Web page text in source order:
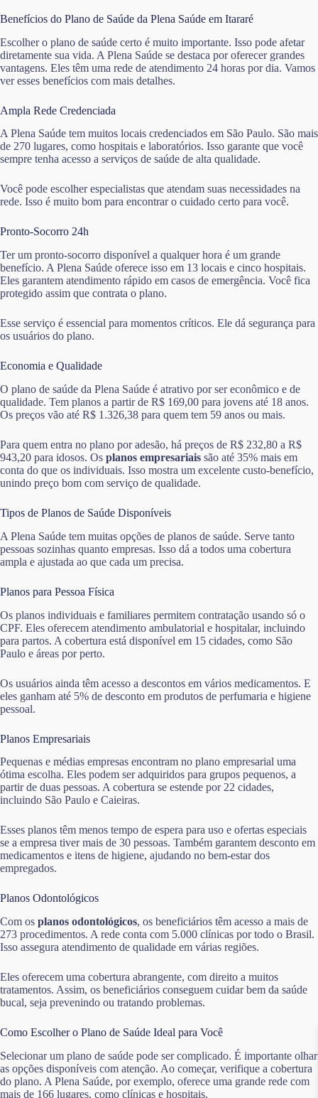
Benefícios do Plano de Saúde da Plena Saúde em Itararé
Escolher o plano de saúde certo é muito importante. Isso pode afetar
diretamente sua vida. A Plena Saúde se destaca por oferecer grandes
vantagens. Eles têm uma rede de atendimento 24 horas por dia. Vamos
ver esses benefícios com mais detalhes.
Ampla Rede Credenciada
A Plena Saúde tem muitos locais credenciados em São Paulo. São mais
de 270 lugares, como hospitais e laboratórios. Isso garante que você
sempre tenha acesso a serviços de saúde de alta qualidade.
Você pode escolher especialistas que atendam suas necessidades na
rede. Isso é muito bom para encontrar o cuidado certo para você.
Pronto-Socorro 24h
Ter um pronto-socorro disponível a qualquer hora é um grande
benefício. A Plena Saúde oferece isso em 13 locais e cinco hospitais.
Eles garantem atendimento rápido em casos de emergência. Você fica
protegido assim que contrata o plano.
Esse serviço é essencial para momentos críticos. Ele dá segurança para
os usuários do plano.
Economia e Qualidade
O plano de saúde da Plena Saúde é atrativo por ser econômico e de
qualidade. Tem planos a partir de R$ 169,00 para jovens até 18 anos.
Os preços vão até R$ 1.326,38 para quem tem 59 anos ou mais.
Para quem entra no plano por adesão, há preços de R$ 232,80 a R$
943,20 para idosos. Os planos empresariais são até 35% mais em
conta do que os individuais. Isso mostra um excelente custo-benefício,
unindo preço bom com serviço de qualidade.
Tipos de Planos de Saúde Disponíveis
A Plena Saúde tem muitas opções de planos de saúde. Serve tanto
pessoas sozinhas quanto empresas. Isso dá a todos uma cobertura
ampla e ajustada ao que cada um precisa.
Planos para Pessoa Física
Os planos individuais e familiares permitem contratação usando só o
CPF. Eles oferecem atendimento ambulatorial e hospitalar, incluindo
para partos. A cobertura está disponível em 15 cidades, como São
Paulo e áreas por perto.
Os usuários ainda têm acesso a descontos em vários medicamentos. E
eles ganham até 5% de desconto em produtos de perfumaria e higiene
pessoal.
Planos Empresariais
Pequenas e médias empresas encontram no plano empresarial uma
ótima escolha. Eles podem ser adquiridos para grupos pequenos, a
partir de duas pessoas. A cobertura se estende por 22 cidades,
incluindo São Paulo e Caieiras.
Esses planos têm menos tempo de espera para uso e ofertas especiais
se a empresa tiver mais de 30 pessoas. Também garantem desconto em
medicamentos e itens de higiene, ajudando no bem-estar dos
empregados.
Planos Odontológicos
Com os planos odontológicos, os beneficiários têm acesso a mais de
273 procedimentos. A rede conta com 5.000 clínicas por todo o Brasil.
Isso assegura atendimento de qualidade em várias regiões.
Eles oferecem uma cobertura abrangente, com direito a muitos
tratamentos. Assim, os beneficiários conseguem cuidar bem da saúde
bucal, seja prevenindo ou tratando problemas.
Como Escolher o Plano de Saúde Ideal para Você
Selecionar um plano de saúde pode ser complicado. É importante olhar
as opções disponíveis com atenção. Ao começar, verifique a cobertura
do plano. A Plena Saúde, por exemplo, oferece uma grande rede com
mais de 166 lugares, como clínicas e hospitais.